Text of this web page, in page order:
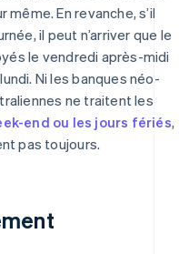
En revanche, s’il
il peut n’arriver que le
le vendredi après-midi
Ni les banques néo-
ne traitent les
end ou les jours fériés,
pas toujours.